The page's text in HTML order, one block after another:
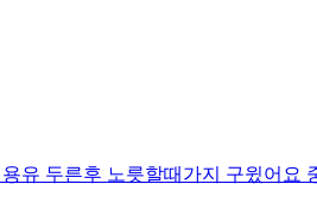
유 두른후 노릇할때가지 구윘어